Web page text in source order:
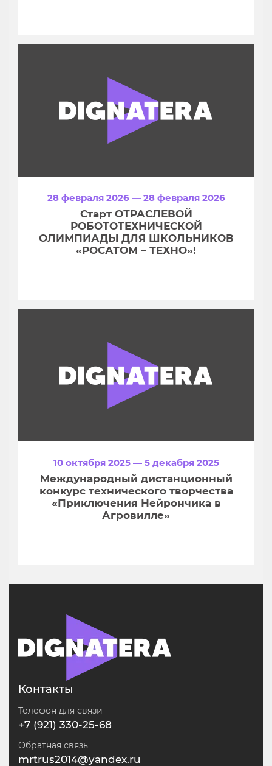
28 февраля 2026 — 28 февраля 2026
Старт ОТРАСЛЕВОЙ
РОБОТОТЕХНИЧЕСКОЙ
ОЛИМПИАДЫ ДЛЯ ШКОЛЬНИКОВ
«РОСАТОМ – ТЕХНО»!
10 октября 2025 — 5 декабря 2025
Международный дистанционный
конкурс технического творчества
«Приключения Нейрончика в
Агровилле»
Контакты
Телефон для связи
+7 (921) 330-25-68
Обратная связь
mrtrus2014@yandex.ru